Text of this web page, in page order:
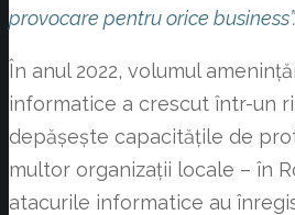
provocare pentru orice business”.
În anul 2022, volumul
informatice a crescut într-un
depășește capacitățile de
multor organizații locale – în
atacurile informatice au